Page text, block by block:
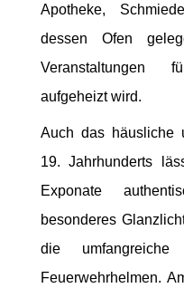
Apotheke,
dessen Ofen
Veranstaltungen
aufgeheizt wird.
Auch das häusliche
19. Jahrhunderts
Exponate
besonderes
die
Feuerwehrhelmen.